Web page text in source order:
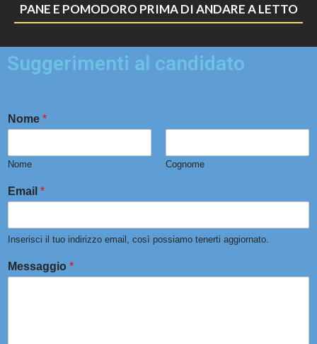
PANE E POMODORO PRIMA DI ANDARE A LETTO
Suggerimenti al candidato
Nome *
Nome Cognome
Email *
Inserisci il tuo indirizzo email, così possiamo tenerti aggiornato.
Messaggio *